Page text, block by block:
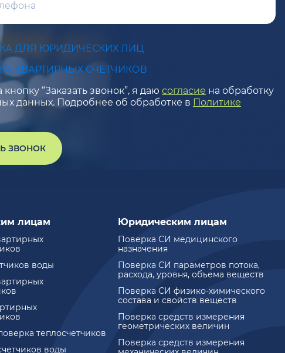
ДЛЯ ЮРИДИЧЕСКИХ ЛИЦ
КВАРТИРНЫХ СЧЕТЧИКОВ
“Заказать звонок”, я даю согласие на обработку
данных. Подробнее об обработке в Политике
ЗВОНОК
лицам
воды
теплосчетчиков
воды
Юридическим лицам
Поверка СИ медицинского
назначения
Поверка СИ параметров потока,
расхода, уровня, объема веществ
Поверка СИ физико-химического
состава и свойств веществ
Поверка средств измерения
геометрических величин
Поверка средств измерения